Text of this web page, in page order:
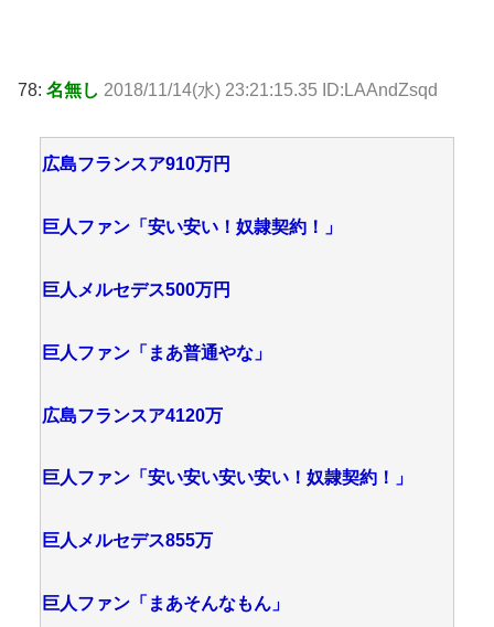
78: 名無し 2018/11/14(水) 23:21:15.35 ID:LAAndZsqd
広島フランスア910万円
巨人ファン「安い安い！奴隷契約！」
巨人メルセデス500万円
巨人ファン「まあ普通やな」
広島フランスア4120万
巨人ファン「安い安い安い安い！奴隷契約！」
巨人メルセデス855万
巨人ファン「まあそんなもん」